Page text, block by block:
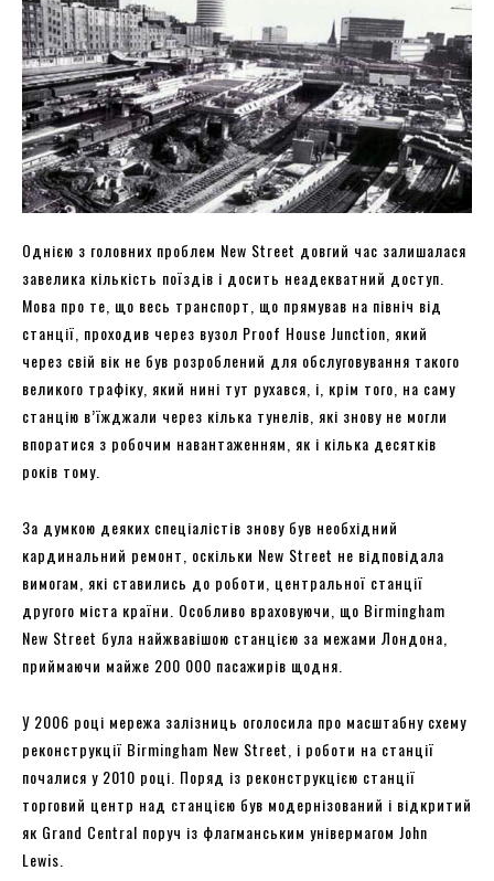
Однією з головних проблем New Street довгий час залишалася
завелика кількість поїздів і досить неадекватний доступ.
Мова про те, що весь транспорт, що прямував на північ від
станції, проходив через вузол Proof House Junction, який
через свій вік не був розроблений для обслуговування такого
великого трафіку, який нині тут рухався, і, крім того, на саму
станцію в’їжджали через кілька тунелів, які знову не могли
впоратися з робочим навантаженням, як і кілька десятків
років тому.
За думкою деяких спеціалістів знову був необхідний
кардинальний ремонт, оскільки New Street не відповідала
вимогам, які ставились до роботи, центральної станції
другого міста країни. Особливо враховуючи, що Birmingham
New Street була найжвавішою станцією за межами Лондона,
приймаючи майже 200 000 пасажирів щодня.
У 2006 році мережа залізниць оголосила про масштабну схему
реконструкції Birmingham New Street, і роботи на станції
почалися у 2010 році. Поряд із реконструкцією станції
торговий центр над станцією був модернізований і відкритий
як Grand Central поруч із флагманським універмагом John
Lewis.